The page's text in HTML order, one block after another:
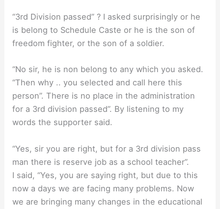
“3rd Division passed” ? I asked surprisingly or he
is belong to Schedule Caste or he is the son of
freedom fighter, or the son of a soldier.
“No sir, he is non belong to any which you asked.
“Then why .. you selected and call here this
person”. There is no place in the administration
for a 3rd division passed”. By listening to my
words the supporter said.
“Yes, sir you are right, but for a 3rd division pass
man there is reserve job as a school teacher”.
I said, “Yes, you are saying right, but due to this
now a days we are facing many problems. Now
we are bringing many changes in the educational